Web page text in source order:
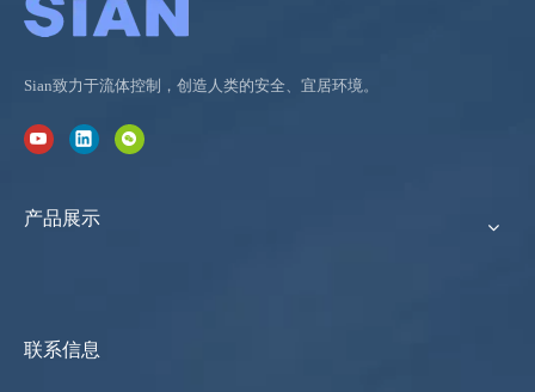
Sian致力于流体控制，创造人类的安全、宜居环境。
产品展示
联系信息